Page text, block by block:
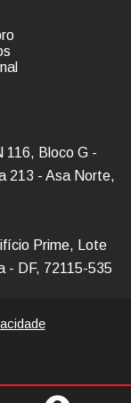
116, Bloco G -
213 - Asa Norte,
Prime, Lote
- DF, 72115-535